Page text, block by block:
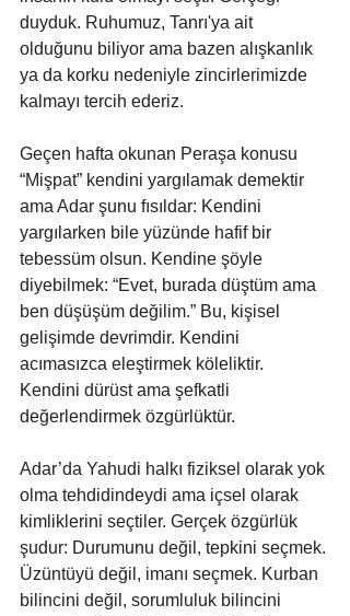
duyduk. Ruhumuz, Tanrı'ya ait
olduğunu biliyor ama bazen alışkanlık
ya da korku nedeniyle zincirlerimizde
kalmayı tercih ederiz.
Geçen hafta okunan Peraşa konusu
“Mişpat” kendini yargılamak demektir
ama Adar şunu fısıldar: Kendini
yargılarken bile yüzünde hafif bir
tebessüm olsun. Kendine şöyle
diyebilmek: “Evet, burada düştüm ama
ben düşüşüm değilim.” Bu, kişisel
gelişimde devrimdir. Kendini
acımasızca eleştirmek köleliktir.
Kendini dürüst ama şefkatli
değerlendirmek özgürlüktür.
Adar’da Yahudi halkı fiziksel olarak yok
olma tehdidindeydi ama içsel olarak
kimliklerini seçtiler. Gerçek özgürlük
şudur: Durumunu değil, tepkini seçmek.
Üzüntüyü değil, imanı seçmek. Kurban
bilincini değil, sorumluluk bilincini